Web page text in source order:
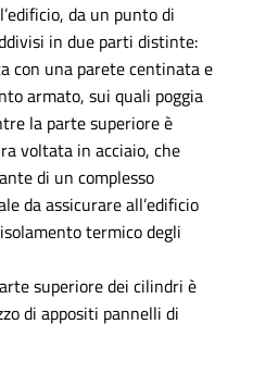
da un punto di
in due parti distinte:
con una parete centinata e
armato, sui quali poggia
la parte superiore è
voltata in acciaio, che
di un complesso
da assicurare all’edificio
termico degli
superiore dei cilindri è
di appositi pannelli di